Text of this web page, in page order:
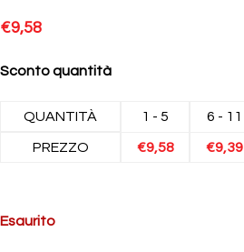
€9,58
Sconto quantità
QUANTITÀ 1 - 5 6 - 11
PREZZO €9,58 €9,39
Esaurito